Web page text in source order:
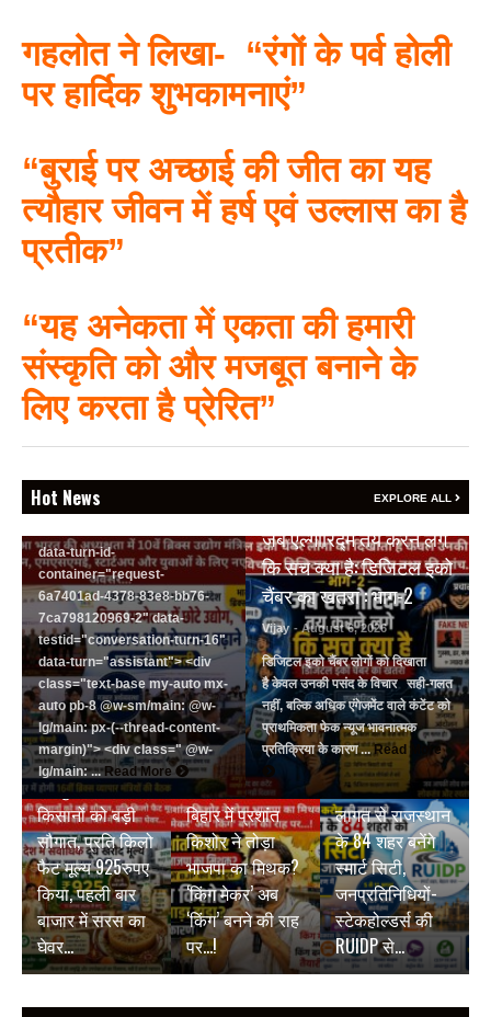
गहलोत ने लिखा- “रंगों के पर्व होली
पर हार्दिक शुभकामनाएं”
“बुराई पर अच्छाई की जीत का यह
त्यौहार जीवन में हर्ष एवं उल्लास का है
प्रतीक”
“यह अनेकता में एकता की हमारी
संस्कृति को और मजबूत बनाने के
लिए करता है प्रेरित”
Hot News EXPLORE ALL
जयपुर से दुनिया को भारत
का संदेश: ब्रिक्स सम्मेलन में
छोटे उद्योगों, स्टार्टअप और
रोजगार बढ़ाने पर सहमति
<section class="text-token-
text-primary w-full
focus:outline-none has-data-
writing-block:pointer-events-
none <&:has()>*>:pointer-
events-auto
R6Vx5W_threadScrollVars
dir="auto" data-turn-
id="request-6a7401ad-4378-
data-turn-id-
container="request-
6a7401ad-4378-83e8-bb76-
7ca798120969-2" data-
testid="conversation-turn-16"
data-turn="assistant"> <div
class="text-base my-auto mx-
auto pb-8 @w-sm/main: @w-
lg/main: px-(--thread-content-
margin)"> <div class=" @w-
lg/main: ... Read More
जब एल्गोरिद्म तय करने लगे
कि सच क्या है: डिजिटल इको
चैंबर का खतरा : भाग-2
Vijay - August 6, 2026
डिजिटल इको चैंबर लोगों को दिखाता
है केवल उनकी पसंद के विचार सही-गलत
नहीं, बल्कि अधिक एंगेजमेंट वाले कंटेंट को
प्राथमिकता फेक न्यूज भावनात्मक
प्रतिक्रिया के कारण ... Read More
BREAKING NEWS
जयपुर डेयरी की
किसानों को बड़ी
सौगात, प्रति किलो
फैट मूल्य 925रुपए
किया, पहली बार
बाजार में सरस का
घेवर…
BREAKING NEWS
बिहार में प्रशांत
किशोर ने तोड़ा
भाजपा का मिथक?
‘किंग मेकर’ अब
‘किंग’ बनने की राह
पर…!
BREAKING NEWS
₹9500 करोड़ की
लागत से राजस्थान
के 84 शहर बनेंगे
स्मार्ट सिटी,
जनप्रतिनिधियों-
स्टेकहोल्डर्स की
RUIDP से…